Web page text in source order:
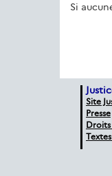
Si
Site
Presse
Droits